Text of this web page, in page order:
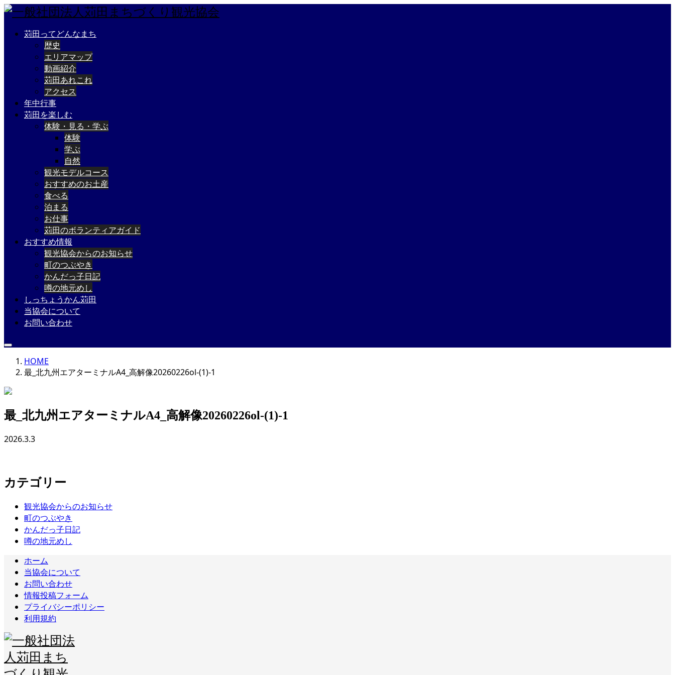
苅田ってどんなまち
歴史
エリアマップ
動画紹介
苅田あれこれ
アクセス
年中行事
苅田を楽しむ
体験・見る・学ぶ
体験
学ぶ
自然
観光モデルコース
おすすめのお土産
食べる
泊まる
お仕事
苅田のボランティアガイド
おすすめ情報
観光協会からのお知らせ
町のつぶやき
かんだっ子日記
噂の地元めし
しっちょうかん苅田
当協会について
お問い合わせ
HOME
最_北九州エアターミナルA4_高解像20260226ol-(1)-1
最_北九州エアターミナルA4_高解像20260226ol-(1)-1
2026.3.3
カテゴリー
観光協会からのお知らせ
町のつぶやき
かんだっ子日記
噂の地元めし
ホーム
当協会について
お問い合わせ
情報投稿フォーム
プライバシーポリシー
利用規約